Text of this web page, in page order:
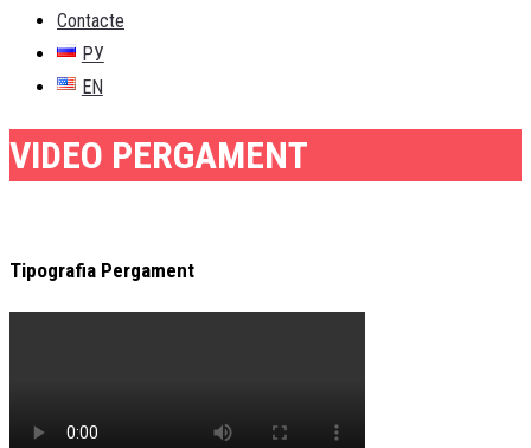
Contacte
РУ
EN
VIDEO PERGAMENT
Tipografia Pergament